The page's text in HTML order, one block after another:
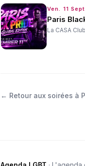
Ven. 11
Paris
La CASA Club
← Retour aux soirées à